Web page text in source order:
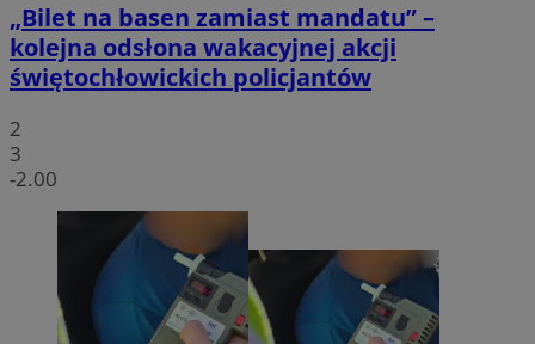
„Bilet na basen zamiast mandatu” –
kolejna odsłona wakacyjnej akcji
świętochłowickich policjantów
2
3
-2.00